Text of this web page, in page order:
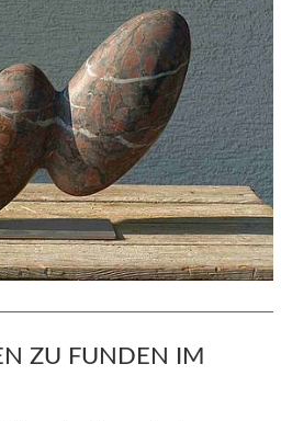
ZU FUNDEN IM